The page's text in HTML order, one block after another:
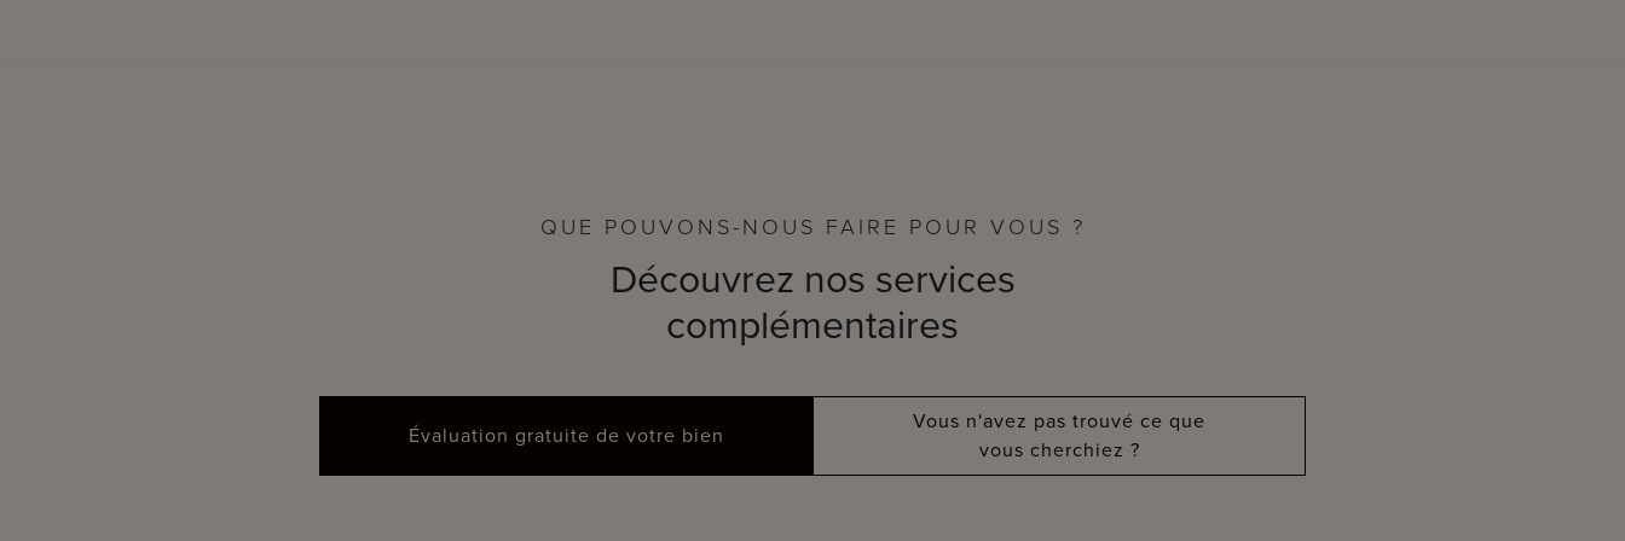
QUE POUVONS-NOUS FAIRE POUR VOUS ?
Découvrez nos services
complémentaires
Évaluation gratuite de votre bien
Vous n'avez pas trouvé ce que
vous cherchiez ?